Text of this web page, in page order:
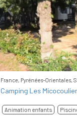
Previous
France, Pyrénées-Orientales,
Camping Les
Animation enfants